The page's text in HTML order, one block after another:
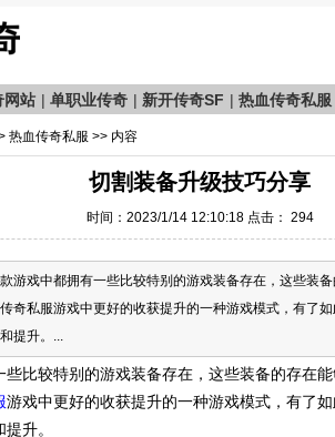
网站 | 单职业传奇 | 新开传奇SF | 热血传奇私服
热血传奇私服 >> 内容
切割装备升级技巧分享
时间：2023/1/14 12:10:18 点击： 294
游戏中都拥有一些比较特别的游戏装备存在，这些装
奇私服游戏中更好的收获提升的一种游戏模式，有了
提升。...
些比较特别的游戏装备存在，这些装备的存在
游戏中更好的收获提升的一种游戏模式，有了
升。